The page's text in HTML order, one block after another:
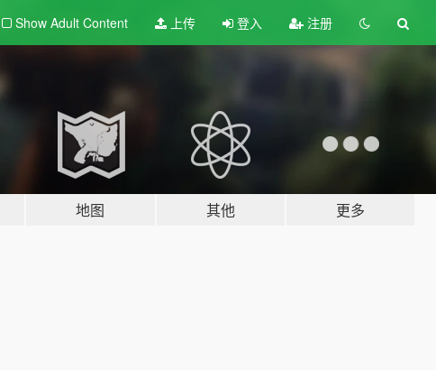
Show Adult Content 上传 登入 注册
地图 其他 更多